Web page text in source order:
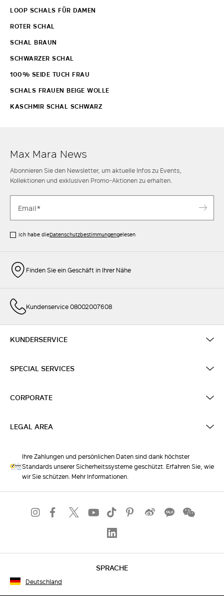
LOOP SCHALS FÜR DAMEN
ROTER SCHAL
SCHAL BRAUN
SCHWARZER SCHAL
100% SEIDE TUCH FRAU
SCHALS FRAUEN BEIGE WOLLE
KASCHMIR SCHAL SCHWARZ
Max Mara News
Abonnieren Sie den Newsletter, um aktuelle Infos zu Events,
Kollektionen und exklusiven Promo-Aktionen zu erhalten.
Ich habe dieDatenschutzbestimmungengelesen
Finden Sie ein Geschäft in Ihrer Nähe
Kundenservice 08002007608
KUNDERSERVICE
SPECIAL SERVICES
CORPORATE
LEGAL AREA
Ihre Zahlungen und persönlichen Daten sind dank höchster
Standards unserer Sicherheitssysteme geschützt. Erfahren Sie, wie
wir Sie schützen. Mehr Informationen.
SPRACHE
Deutschland